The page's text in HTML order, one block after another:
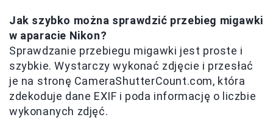
Jak szybko można sprawdzić przebieg migawki
w aparacie Nikon?
Sprawdzanie przebiegu migawki jest proste i
szybkie. Wystarczy wykonać zdjęcie i przesłać
je na stronę CameraShutterCount.com, która
zdekoduje dane EXIF i poda informację o liczbie
wykonanych zdjęć.